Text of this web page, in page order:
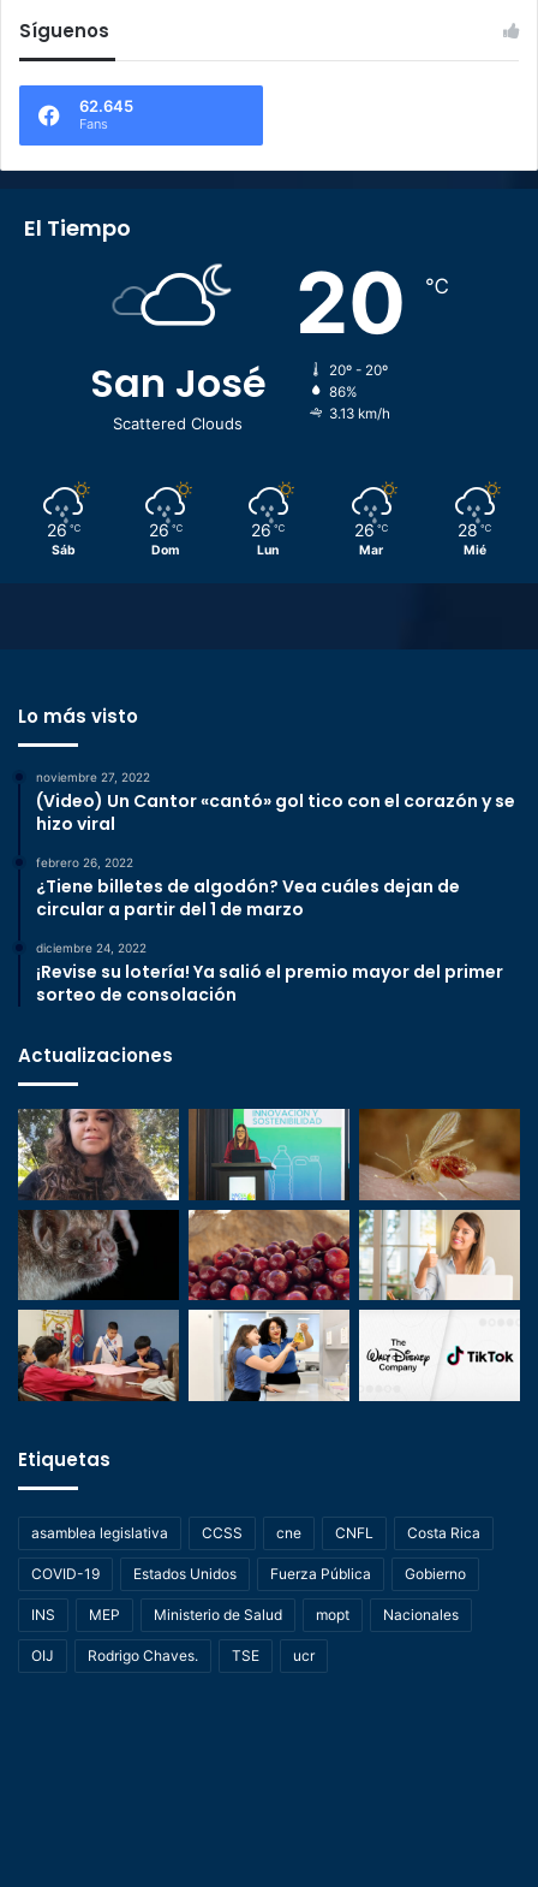
Síguenos
62.645
Fans
El Tiempo
San José
Scattered Clouds
20 ℃
20º - 20º
86%
3.13 km/h
26 ℃
Sáb
26 ℃
Dom
26 ℃
Lun
26 ℃
Mar
28 ℃
Mié
Lo más visto
noviembre 27, 2022
(Video) Un Cantor «cantó» gol tico con el corazón y se
hizo viral
febrero 26, 2022
¿Tiene billetes de algodón? Vea cuáles dejan de
circular a partir del 1 de marzo
diciembre 24, 2022
¡Revise su lotería! Ya salió el premio mayor del primer
sorteo de consolación
Actualizaciones
Etiquetas
asamblea legislativa CCSS cne CNFL Costa Rica
COVID-19 Estados Unidos Fuerza Pública Gobierno
INS MEP Ministerio de Salud mopt Nacionales
OIJ Rodrigo Chaves. TSE ucr